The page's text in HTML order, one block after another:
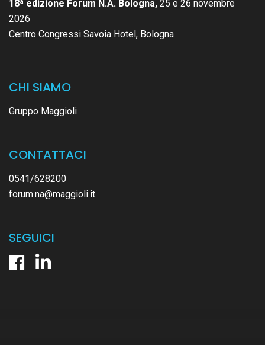
18ª edizione Forum N.A. Bologna, 25 e 26 novembre
2026
Centro Congressi Savoia Hotel, Bologna
CHI SIAMO
Gruppo Maggioli
CONTATTACI
0541/628200
forum.na@maggioli.it
SEGUICI